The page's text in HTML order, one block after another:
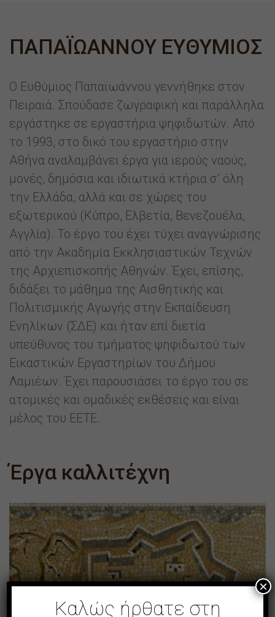
ΠΑΠΑΪΩΑΝΝΟΥ ΕΥΘΥΜΙΟΣ
Ο Ευθύμιος Παπαϊωάννου γεννήθηκε στον
Πειραιά. Σπούδασε ζωγραφική και παράλληλα
εργάστηκε σε εργαστήρια ψηφιδωτών. Από
το 1993, στο δικό του εργαστήριο στην
Αθήνα αναλαμβάνει έργα για ιερούς ναούς,
μονές, δημόσια και ιδιωτικά κτήρια σ’ όλη
την Ελλάδα, αλλά και σε χώρες του
εξωτερικού (Κύπρο, Ελβετία, Βενεζουέλα,
Αγγλία). Το έργο του έχει τύχει αναγνώρισης
από την Ακαδημία Εκκλησιαστικών Τεχνών
της Αρχιεπισκοπής Αθηνών. Έχει, επίσης,
διδάξει το μάθημα της Αισθητικής και
Πολιτισμικής Αγωγής στην Εκπαίδευση
Ενηλίκων (ΣΔΕ) και ήταν επί διετία
υπεύθυνος του τμήματος ψηφιδωτού των
Εικαστικών Εργαστηρίων του Δήμου
Λαμιέων. Έχει παρουσιάσει το έργο του σε
ατομικές και ομαδικές εκθέσεις και είναι
μέλος του ΕΕΤΕ.
Έργα καλλιτέχνη
Καλώς ήρθατε στη
×